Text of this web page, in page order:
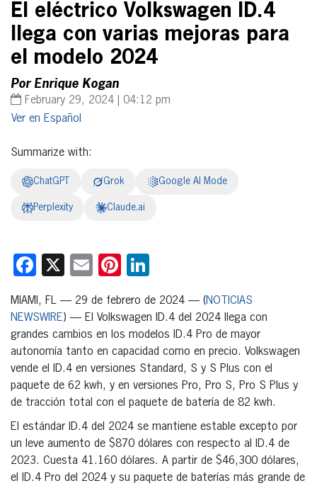
El eléctrico Volkswagen ID.4
llega con varias mejoras para
el modelo 2024
Por Enrique Kogan
February 29, 2024 | 04:12 pm
Español
Summarize with:
ChatGPT Grok Google AI Mode
Perplexity Claude.ai
Facebook
X EmailPinterest
MIAMI, FL — 29 de febrero de 2024 — (NOTICIAS
NEWSWIRE) — El Volkswagen ID.4 del 2024 llega con
grandes cambios en los modelos ID.4 Pro de mayor
autonomía tanto en capacidad como en precio. Volkswagen
vende el ID.4 en versiones Standard, S y S Plus con el
paquete de 62 kwh, y en versiones Pro, Pro S, Pro S Plus y
de tracción total con el paquete de batería de 82 kwh.
El estándar ID.4 del 2024 se mantiene estable excepto por
un leve aumento de $870 dólares con respecto al ID.4 de
2023. Cuesta 41.160 dólares. A partir de $46,300 dólares,
el ID.4 Pro del 2024 y su paquete de baterías más grande de